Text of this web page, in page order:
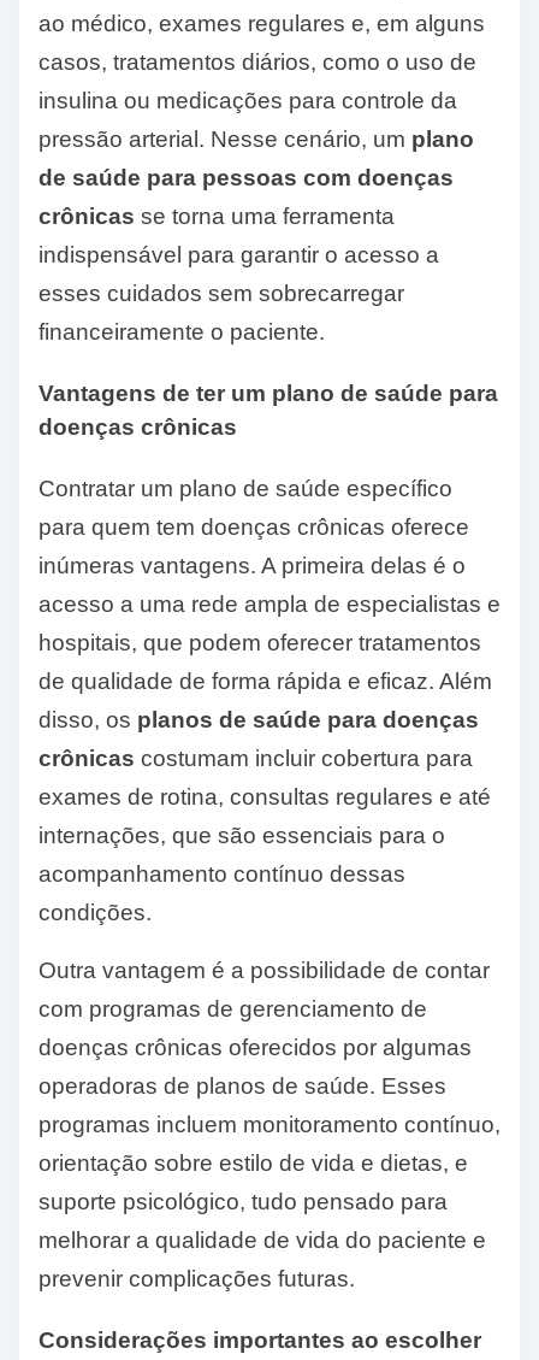
ao médico, exames regulares e, em alguns
casos, tratamentos diários, como o uso de
insulina ou medicações para controle da
pressão arterial. Nesse cenário, um plano
de saúde para pessoas com doenças
crônicas se torna uma ferramenta
indispensável para garantir o acesso a
esses cuidados sem sobrecarregar
financeiramente o paciente.
Vantagens de ter um plano de saúde para
doenças crônicas
Contratar um plano de saúde específico
para quem tem doenças crônicas oferece
inúmeras vantagens. A primeira delas é o
acesso a uma rede ampla de especialistas e
hospitais, que podem oferecer tratamentos
de qualidade de forma rápida e eficaz. Além
disso, os planos de saúde para doenças
crônicas costumam incluir cobertura para
exames de rotina, consultas regulares e até
internações, que são essenciais para o
acompanhamento contínuo dessas
condições.
Outra vantagem é a possibilidade de contar
com programas de gerenciamento de
doenças crônicas oferecidos por algumas
operadoras de planos de saúde. Esses
programas incluem monitoramento contínuo,
orientação sobre estilo de vida e dietas, e
suporte psicológico, tudo pensado para
melhorar a qualidade de vida do paciente e
prevenir complicações futuras.
Considerações importantes ao escolher